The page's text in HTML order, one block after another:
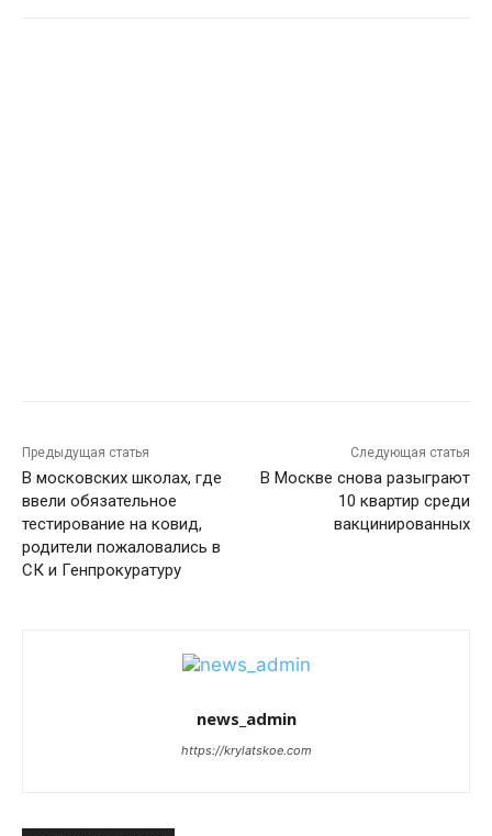
Предыдущая статья
В московских школах, где
ввели обязательное
тестирование на ковид,
родители пожаловались в
СК и Генпрокуратуру
Следующая статья
В Москве снова разыграют
10 квартир среди
вакцинированных
news_admin
https://krylatskoe.com